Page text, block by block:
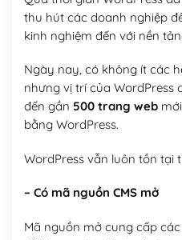
thu hút các doanh nghiệp
kinh nghiệm đến với nền
Ngày nay, có không ít các
nhưng vị trí của WordPress
đến gần 500 trang webmới
bằng WordPress.
WordPress vẫn luôn tồn tại
– Có mã nguồn CMS mở
Mã nguồn mở cung cấp